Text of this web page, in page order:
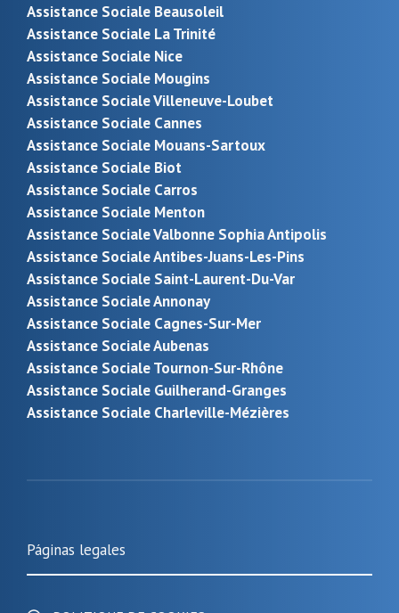
Assistance Sociale Beausoleil
Assistance Sociale La Trinité
Assistance Sociale Nice
Assistance Sociale Mougins
Assistance Sociale Villeneuve-Loubet
Assistance Sociale Cannes
Assistance Sociale Mouans-Sartoux
Assistance Sociale Biot
Assistance Sociale Carros
Assistance Sociale Menton
Assistance Sociale Valbonne Sophia Antipolis
Assistance Sociale Antibes-Juans-Les-Pins
Assistance Sociale Saint-Laurent-Du-Var
Assistance Sociale Annonay
Assistance Sociale Cagnes-Sur-Mer
Assistance Sociale Aubenas
Assistance Sociale Tournon-Sur-Rhône
Assistance Sociale Guilherand-Granges
Assistance Sociale Charleville-Mézières
Páginas legales